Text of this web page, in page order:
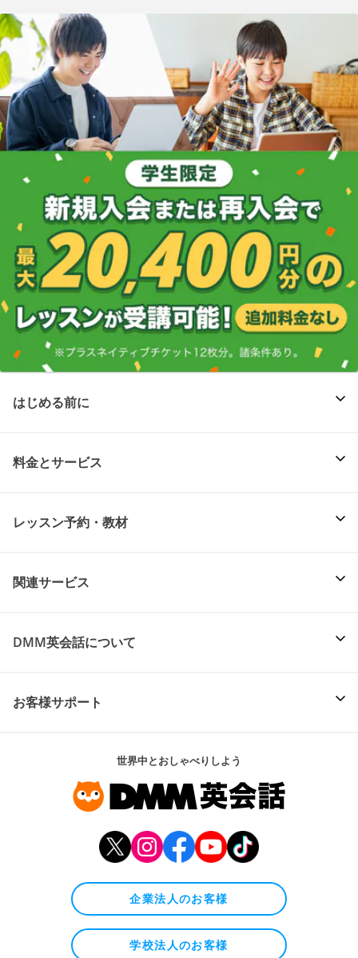
はじめる前に
料金とサービス
レッスン予約・教材
関連サービス
DMM英会話について
お客様サポート
世界中とおしゃべりしよう
企業法人のお客様
学校法人のお客様